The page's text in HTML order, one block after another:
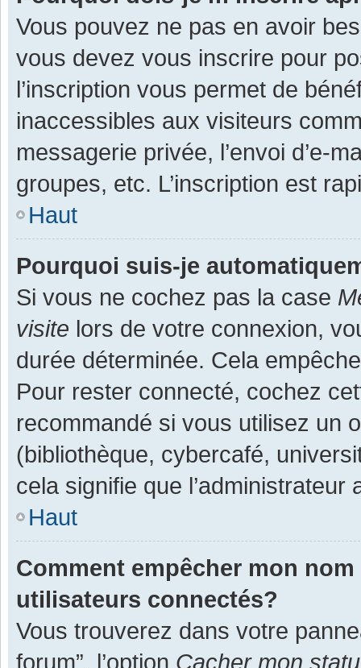
Vous pouvez ne pas en avoir
vous devez vous inscrire pour
l’inscription vous permet de
inaccessibles aux visiteurs
messagerie privée, l’envoi d’e-
groupes, etc. L’inscription est
Haut
Pourquoi suis-je
Si vous ne cochez pas la case
visite lors de votre connexion,
durée déterminée. Cela
Pour rester connecté, cochez
recommandé si vous utilisez un
(bibliothèque, cybercafé,
cela signifie que
Haut
Comment empêcher mon
utilisateurs connectés?
Vous trouverez dans votre
forum”, l’option Cacher mon